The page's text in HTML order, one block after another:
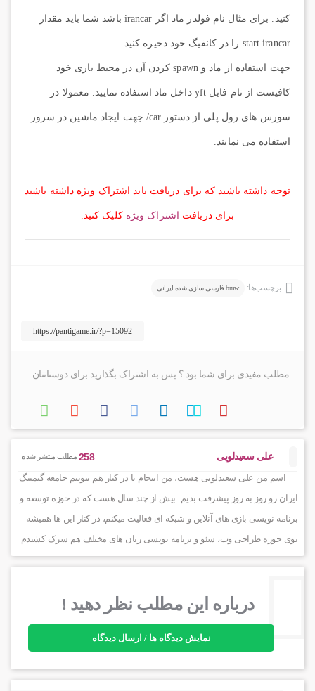
کنید. برای مثال نام فولدر ماد اگر irancar باشد شما باید مقدار
start irancar را در کانفیگ خود ذخیره کنید.
جهت استفاده از ماد و spawn کردن آن در محیط بازی خود
کافیست از نام فایل yft داخل ماد استفاده نمایید. معمولا در
سورس های رول پلی از دستور car/ جهت ایجاد ماشین در سرور
استفاده می نمایند.
توجه داشته باشید که برای دریافت باید اشتراک ویژه داشته باشید
برای دریافت اشتراک ویژه کلیک کنید.
برچسب‌ها: bmw فارسی سازی شده ایرانی
مطلب مفیدی برای شما بود ؟ پس به اشتراک بگذارید برای دوستانتان
علی سعیدلویی 258 مطلب منتشر شده
اسم من علی سعیدلویی هست، من اینجام تا در کنار هم بتونیم جامعه گیمینگ
ایران رو روز به روز پیشرفت بدیم. بیش از چند سال هست که در حوزه توسعه و
برنامه نویسی بازی های آنلاین و شبکه ای فعالیت میکنم، در کنار این ها همیشه
توی حوزه طراحی وب، سئو و برنامه نویسی زبان های مختلف هم سرک کشیدم
درباره این مطلب نظر دهید !
نمایش دیدگاه ها / ارسال دیدگاه